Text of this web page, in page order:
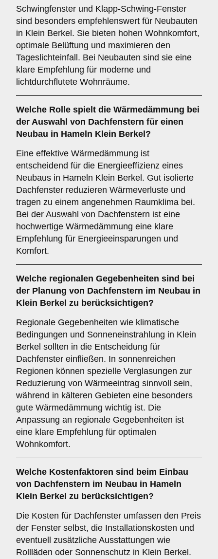
Schwingfenster und Klapp-Schwing-Fenster
sind besonders empfehlenswert für Neubauten
in Klein Berkel. Sie bieten hohen Wohnkomfort,
optimale Belüftung und maximieren den
Tageslichteinfall. Bei Neubauten sind sie eine
klare Empfehlung für moderne und
lichtdurchflutete Wohnräume.
Welche Rolle spielt die Wärmedämmung bei
der Auswahl von Dachfenstern für einen
Neubau in Hameln Klein Berkel?
Eine effektive Wärmedämmung ist
entscheidend für die Energieeffizienz eines
Neubaus in Hameln Klein Berkel. Gut isolierte
Dachfenster reduzieren Wärmeverluste und
tragen zu einem angenehmen Raumklima bei.
Bei der Auswahl von Dachfenstern ist eine
hochwertige Wärmedämmung eine klare
Empfehlung für Energieeinsparungen und
Komfort.
Welche regionalen Gegebenheiten sind bei
der Planung von Dachfenstern im Neubau in
Klein Berkel zu berücksichtigen?
Regionale Gegebenheiten wie klimatische
Bedingungen und Sonneneinstrahlung in Klein
Berkel sollten in die Entscheidung für
Dachfenster einfließen. In sonnenreichen
Regionen können spezielle Verglasungen zur
Reduzierung von Wärmeeintrag sinnvoll sein,
während in kälteren Gebieten eine besonders
gute Wärmedämmung wichtig ist. Die
Anpassung an regionale Gegebenheiten ist
eine klare Empfehlung für optimalen
Wohnkomfort.
Welche Kostenfaktoren sind beim Einbau
von Dachfenstern im Neubau in Hameln
Klein Berkel zu berücksichtigen?
Die Kosten für Dachfenster umfassen den Preis
der Fenster selbst, die Installationskosten und
eventuell zusätzliche Ausstattungen wie
Rollläden oder Sonnenschutz in Klein Berkel.